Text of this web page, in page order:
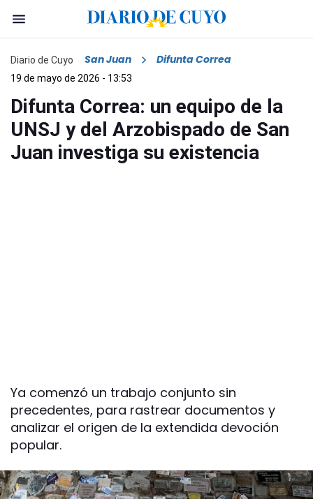
Diario de Cuyo San Juan Difunta Correa
19 de mayo de 2026 - 13:53
Difunta Correa: un equipo de la
UNSJ y del Arzobispado de San
Juan investiga su existencia
Ya comenzó un trabajo conjunto sin
precedentes, para rastrear documentos y
analizar el origen de la extendida devoción
popular.